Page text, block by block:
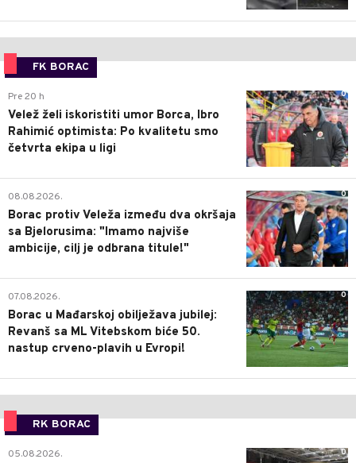
FK BORAC
0
Pre 20 h
Velež želi iskoristiti umor Borca, Ibro
Rahimić optimista: Po kvalitetu smo
četvrta ekipa u ligi
0
08.08.2026.
Borac protiv Veleža između dva okršaja
sa Bjelorusima: "Imamo najviše
ambicije, cilj je odbrana titule!"
0
07.08.2026.
Borac u Mađarskoj obilježava jubilej:
Revanš sa ML Vitebskom biće 50.
nastup crveno-plavih u Evropi!
RK BORAC
0
05.08.2026.